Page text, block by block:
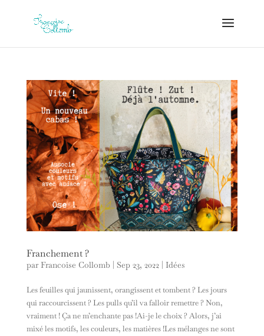
Franchement ?
par Francoise Collomb Sep 23, 2022 Idées
Les feuilles qui jaunissent, orangissent et tombent ? Les jours
qui raccourcissent ? Les pulls qu’il va falloir remettre ? Non,
vraiment ! Ça ne m’enchante pas !Ai-je le choix ? Alors, j’ai
mixé les motifs, les couleurs, les matières !Les mélanges ne sont